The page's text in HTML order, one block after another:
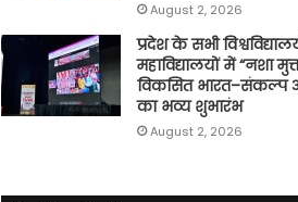
August 2, 2026
प्रदेश के सभी
महाविद्यालयों में “नशा
विकसित भारत–संकल्प
का भव्य शुभारंभ
August 2, 2026